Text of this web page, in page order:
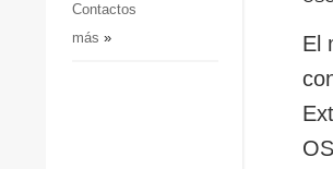
Desastres y
Contactos
más »
El